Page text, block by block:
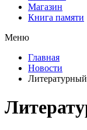
Магазин
Книга памяти
Меню
Главная
Новости